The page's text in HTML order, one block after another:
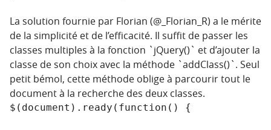
La solution fournie par Florian (@_Florian_R) a le mérite
de la simplicité et de l’efficacité. Il suffit de passer les
classes multiples à la fonction `jQuery()` et d’ajouter la
classe de son choix avec la méthode `addClass()`. Seul
petit bémol, cette méthode oblige à parcourir tout le
document à la recherche des deux classes.
$(document).ready(function() {